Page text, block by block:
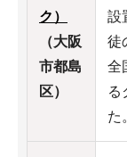
ク）
（大阪
市都島
区）
設
徒
全
る
た